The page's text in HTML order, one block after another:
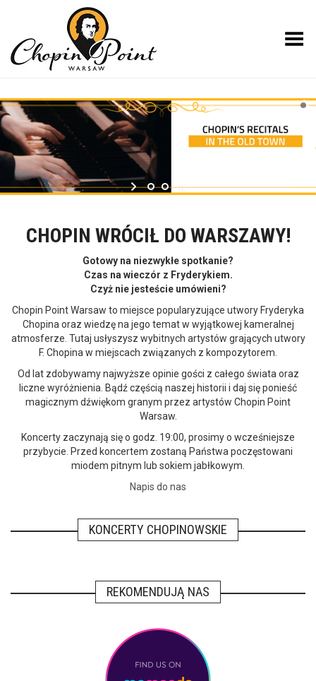
Toggle Menu
CHOPIN WRÓCIŁ DO WARSZAWY!
Gotowy na niezwykłe spotkanie?
Czas na wieczór z Fryderykiem.
Czyż nie jesteście umówieni?
Chopin Point Warsaw to miejsce popularyzujące utwory Fryderyka
Chopina oraz wiedzę na jego temat w wyjątkowej kameralnej
atmosferze. Tutaj usłyszysz wybitnych artystów grających utwory
F. Chopina w miejscach związanych z kompozytorem.
Od lat zdobywamy najwyższe opinie gości z całego świata oraz
liczne wyróżnienia. Bądź częścią naszej historii i daj się ponieść
magicznym dźwiękom granym przez artystów Chopin Point
Warsaw.
Koncerty zaczynają się o godz. 19:00, prosimy o wcześniejsze
przybycie. Przed koncertem zostaną Państwa poczęstowani
miodem pitnym lub sokiem jabłkowym.
Napis do nas
KONCERTY CHOPINOWSKIE
REKOMENDUJĄ NAS